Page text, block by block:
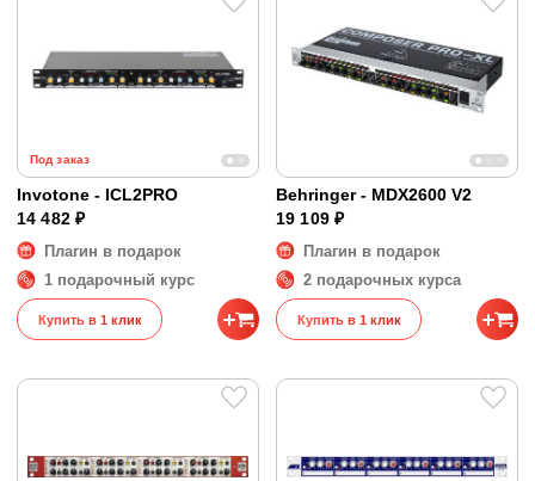
Под заказ
Invotone - ICL2PRO
14 482 ₽
Плагин в подарок
1 подарочный курс
Купить в 1 клик
Behringer - MDX2600 V2
19 109 ₽
Плагин в подарок
2 подарочных курса
Купить в 1 клик